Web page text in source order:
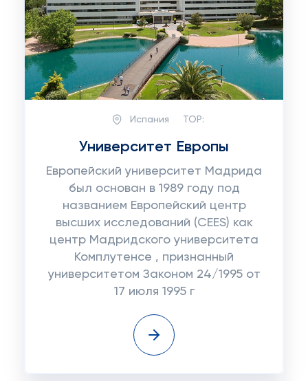
Испания TOP:
Университет Европы
Европейский университет Мадрида
был основан в 1989 году под
названием Европейский центр
высших исследований (CEES) как
центр Мадридского университета
Комплутенсе , признанный
университетом Законом 24/1995 от
17 июля 1995 г